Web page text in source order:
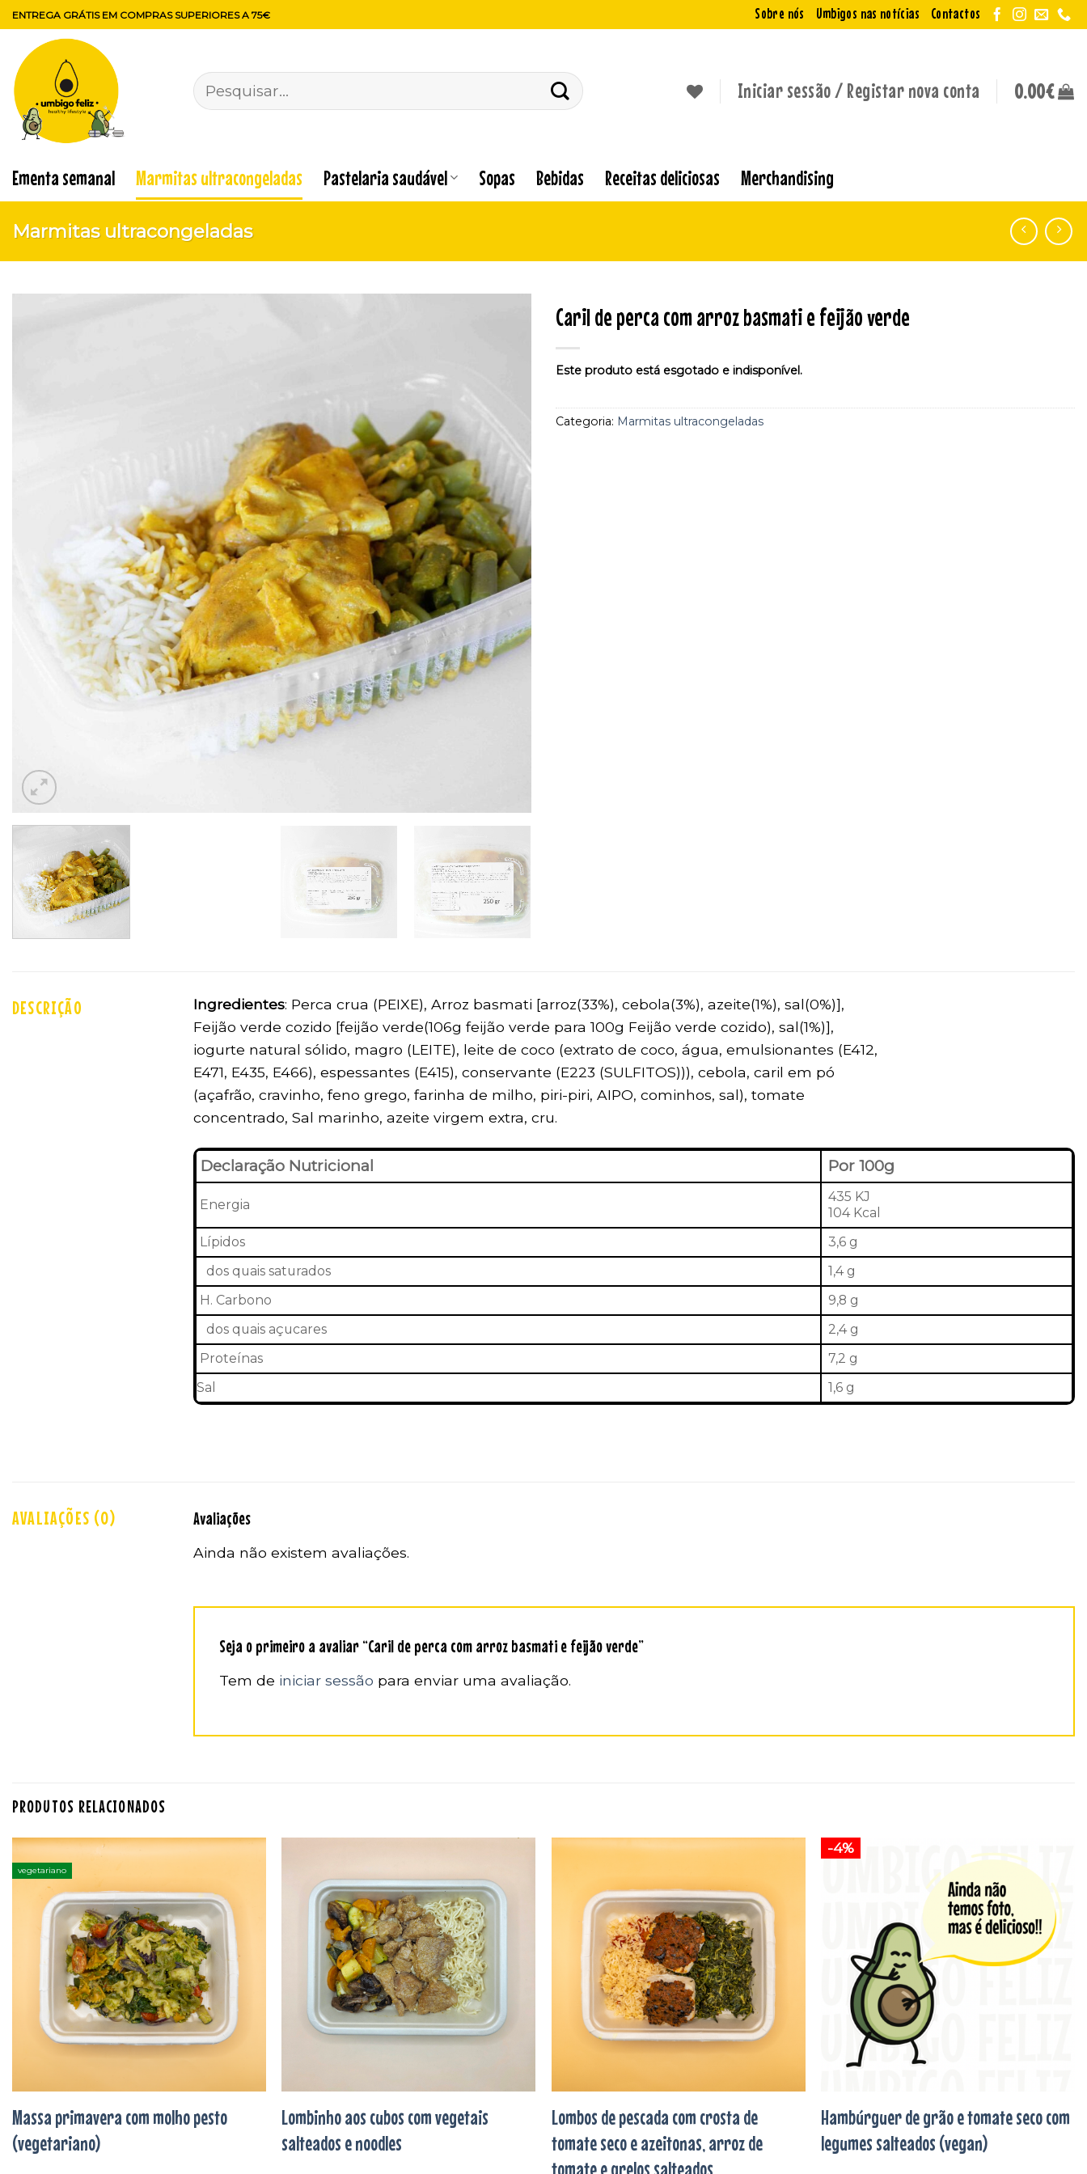
Skip
to
content
ENTREGA GRÁTIS EM COMPRAS SUPERIORES A 75€ Sobre nós Umbigos nas notícias Contactos
Pesquisar
por:
Iniciar sessão / Registar nova conta 0.00€
Ementa semanal Marmitas ultracongeladas Pastelaria saudável Sopas Bebidas Receitas deliciosas Merchandising
Marmitas ultracongeladas
Caril de perca com arroz basmati e feijão verde
Este produto está esgotado e indisponível.
Categoria: Marmitas ultracongeladas
DESCRIÇÃO Ingredientes: Perca crua (PEIXE), Arroz basmati [arroz(33%), cebola(3%), azeite(1%), sal(0%)],
Feijão verde cozido [feijão verde(106g feijão verde para 100g Feijão verde cozido), sal(1%)],
iogurte natural sólido, magro (LEITE), leite de coco (extrato de coco, água, emulsionantes (E412,
E471, E435, E466), espessantes (E415), conservante (E223 (SULFITOS))), cebola, caril em pó
(açafrão, cravinho, feno grego, farinha de milho, piri-piri, AIPO, cominhos, sal), tomate
concentrado, Sal marinho, azeite virgem extra, cru.
Declaração Nutricional Por 100g
Energia
435 KJ
104 Kcal
Lípidos
3,6 g
dos quais saturados
1,4 g
H. Carbono
9,8 g
dos quais açucares
2,4 g
Proteínas
7,2 g
Sal
1,6 g
AVALIAÇÕES (0) Avaliações
Ainda não existem avaliações.
Seja o primeiro a avaliar “Caril de perca com arroz basmati e feijão verde”
Tem de iniciar sessão para enviar uma avaliação.
PRODUTOS RELACIONADOS
vegetariano
aos
favoritos
Massa primavera com molho pesto
(vegetariano)
Adicionar
aos
favoritos
Lombinho aos cubos com vegetais
salteados e noodles
aos
favoritos
Lombos de pescada com crosta de
tomate seco e azeitonas, arroz de
tomate e grelos salteados
-4%
Adicionar
favoritos
Hambúrguer de grão e tomate seco com
legumes salteados (vegan)